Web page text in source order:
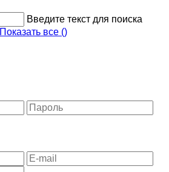
Введите текст для поиска
Показать все ()